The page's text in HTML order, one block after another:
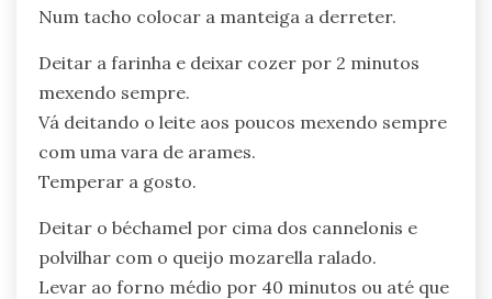
Num tacho colocar a manteiga a derreter.
Deitar a farinha e deixar cozer por 2 minutos
mexendo sempre.
Vá deitando o leite aos poucos mexendo sempre
com uma vara de arames.
Temperar a gosto.
Deitar o béchamel por cima dos cannelonis e
polvilhar com o queijo mozarella ralado.
Levar ao forno médio por 40 minutos ou até que